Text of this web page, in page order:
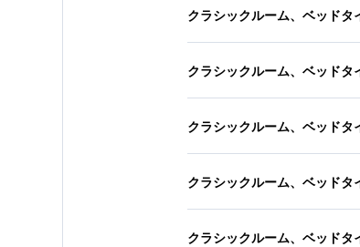
クラシックルーム、ベッドタ
クラシックルーム、ベッドタ
クラシックルーム、ベッドタ
クラシックルーム、ベッドタ
クラシックルーム、ベッドタ